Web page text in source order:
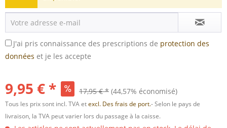
J'ai pris connaissance des prescriptions de protection des
données et je les accepte
9,95 € * 17,95 € * (44,57% économisé)
Tous les prix sont incl. TVA etexcl. Des frais de port.- Selon le pays de
livraison, la TVA peut varier lors du passage à la caisse.